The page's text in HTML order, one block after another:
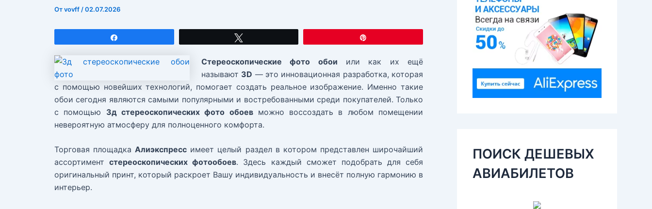
Отvovff /02.07.2026
Стереоскопические фото обои или как их ещё
называют 3D — это инновационная разработка, которая
с помощью новейших технологий, помогает создать реальное изображение. Именно такие
обои сегодня являются самыми популярными и востребованными среди покупателей. Только
с помощью 3д стереоскопических фото обоевможно воссоздать в любом помещении
невероятную атмосферу для полноценного комфорта.
Торговая площадкаАлиэкспресс имеет целый раздел в котором представлен широчайший
ассортиментстереоскопических фотообоев. Здесь каждый сможет подобрать для себя
оригинальный принт, который раскроет Вашу индивидуальность и внесёт полную гармонию в
интерьер.
ПОИСК ДЕШЕВЫХ
АВИАБИЛЕТОВ